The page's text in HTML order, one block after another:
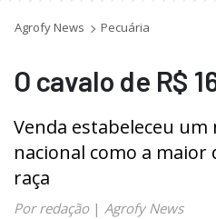
Agrofy News Pecuária
O cavalo de R$
Venda estabeleceu um
nacional como a maior
raça
Por redação| Agrofy News